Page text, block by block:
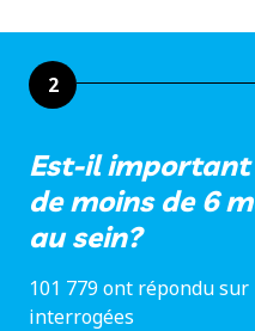
2
Est-il important
de moins de 6
au sein?
101 779 ont répondu
interrogées